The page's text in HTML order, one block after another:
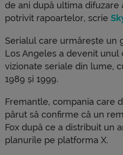
de ani după ultima difuzare
potrivit rapoartelor, scrie
Serialul care urmărește un
Los Angeles a devenit unul
vizionate seriale din lume,
1989 și 1999.
Fremantle, compania care
părut să confirme că un
Fox după ce a distribuit un
planurile pe platforma X.